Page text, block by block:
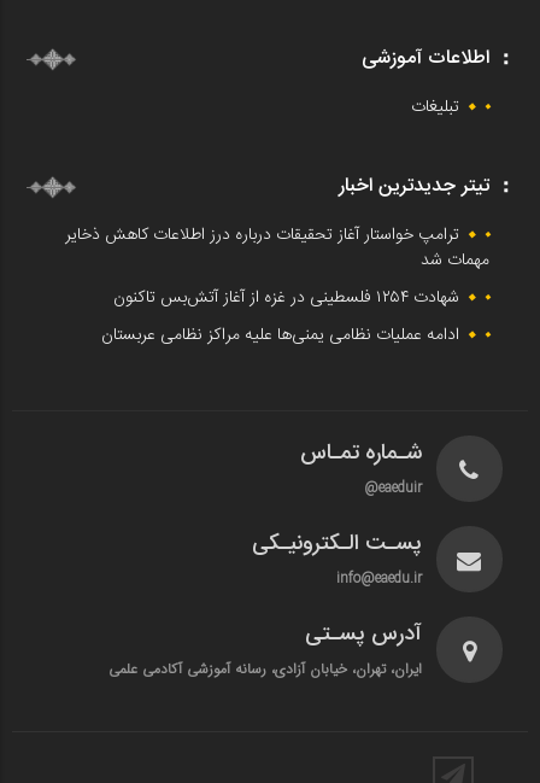
اطلاعات آموزشی
تبلیغات
تیتر جدیدترین اخبار
ترامپ خواستار آغاز تحقیقات درباره درز اطلاعات کاهش ذخایر
مهمات شد
شهادت ۱۲۵۴ فلسطینی در غزه از آغاز آتش‌بس تاکنون
ادامه عملیات نظامی یمنی‌ها علیه مراکز نظامی عربستان
شـماره تمـاس
eaeduir@
پسـت الـکترونیـکی
info@eaedu.ir
آدرس پسـتی
ایران، تهران، خیابان آزادی، رسانه آموزشی آکادمی علمی